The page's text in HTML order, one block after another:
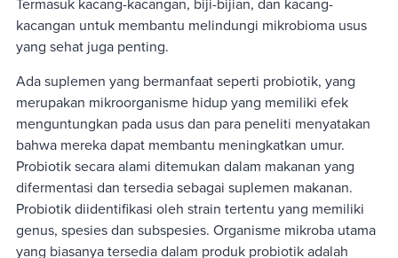
kacangan untuk membantu melindungi mikrobioma usus
yang sehat juga penting.
Ada suplemen yang bermanfaat seperti probiotik, yang
merupakan mikroorganisme hidup yang memiliki efek
menguntungkan pada usus dan para peneliti menyatakan
bahwa mereka dapat membantu meningkatkan umur.
Probiotik secara alami ditemukan dalam makanan yang
difermentasi dan tersedia sebagai suplemen makanan.
Probiotik diidentifikasi oleh strain tertentu yang memiliki
genus, spesies dan subspesies. Organisme mikroba utama
yang biasanya tersedia dalam produk probiotik adalah